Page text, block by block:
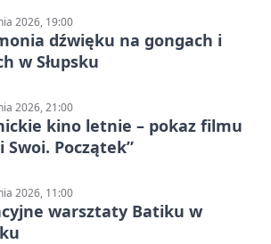
2026, 19:00
dźwięku na gongach i
w Słupsku
2026, 21:00
kino letnie – pokaz filmu
Swoi. Początek”
2026, 11:00
warsztaty Batiku w